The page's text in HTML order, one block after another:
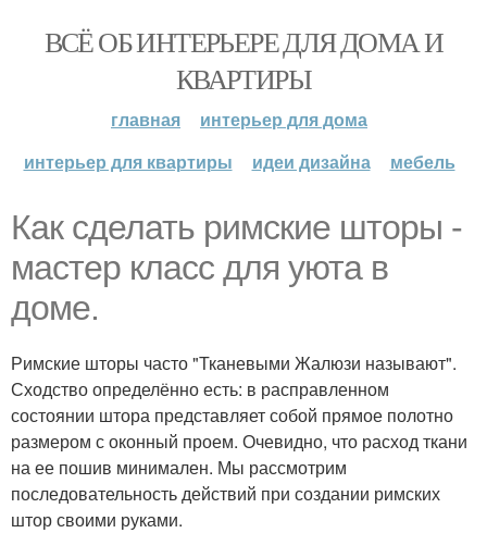
ВСЁ ОБ ИНТЕРЬЕРЕ ДЛЯ ДОМА И
КВАРТИРЫ
главная
интерьер для дома
интерьер для квартиры
идеи дизайна мебель
Как сделать римские шторы -
мастер класс для уюта в
доме.
Римские шторы часто "Тканевыми Жалюзи называют".
Сходство определённо есть: в расправленном
состоянии штора представляет собой прямое полотно
размером с оконный проем. Очевидно, что расход ткани
на ее пошив минимален. Мы рассмотрим
последовательность действий при создании римских
штор своими руками.